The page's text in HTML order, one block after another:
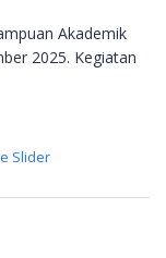
Akademik
2025. Kegiatan
Slider